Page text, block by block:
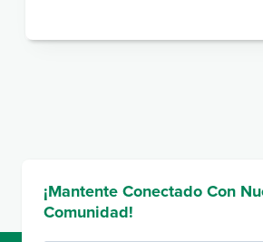
¡Mantente Conectado Con
Comunidad!